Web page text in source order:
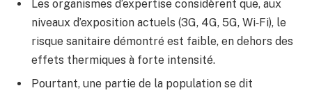
Les organismes d’expertise considèrent que, aux
niveaux d’exposition actuels (3G, 4G, 5G, Wi‑Fi), le
risque sanitaire démontré est faible, en dehors des
effets thermiques à forte intensité.
Pourtant, une partie de la population se dit